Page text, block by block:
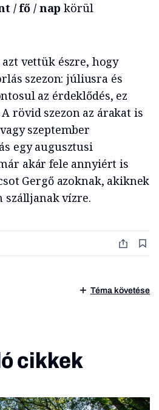
/ fő / nap körül
vettük észre, hogy
szezon: júliusra és
az érdeklődés, ez
rövid szezon az árakat is
szeptember
egy augusztusi
akár fele annyiért is
Gergő azoknak, akiknek
szálljanak vízre.
Téma követése
cikkek